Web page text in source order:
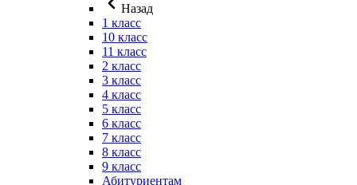
Назад
1 класс
10 класс
11 класс
2 класс
3 класс
4 класс
5 класс
6 класс
7 класс
8 класс
9 класс
Абитуриентам